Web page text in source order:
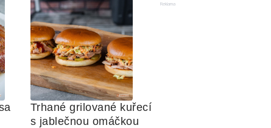
Trhané grilované kuřecí
s jablečnou omáčkou
Reklama